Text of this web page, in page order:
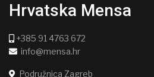
Hrvatska Mensa
+385 91 4763 672
info@mensa.hr
Podružnica Zagreb